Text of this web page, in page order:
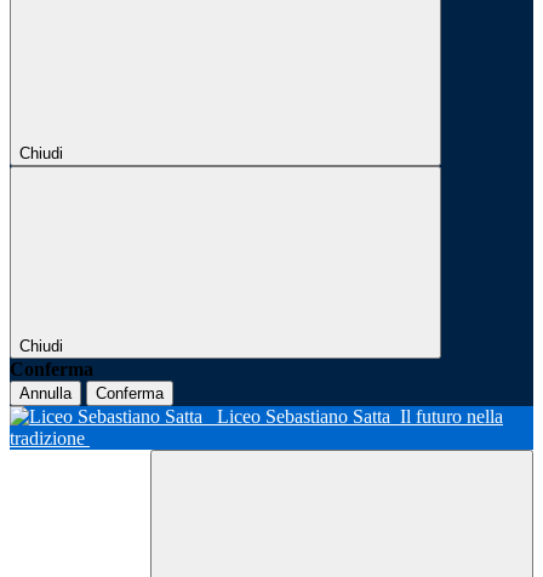
Chiudi
Chiudi
Conferma
Annulla Conferma
Liceo Sebastiano Satta Il futuro nella
tradizione